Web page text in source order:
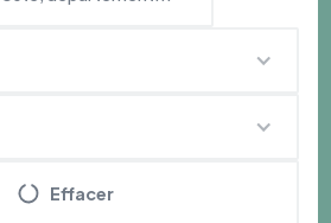
Effacer